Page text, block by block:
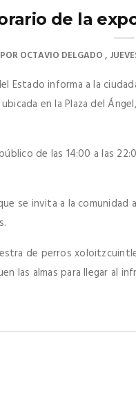
de la
POROCTAVIO DELGADO
Estado informa a la
en la Plaza del
de las 14:00 a las
se invita a la
de perros
las almas para llegar al